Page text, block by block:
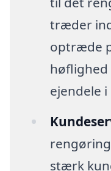
træder
optræde
høflighed
ejendele i
stærk